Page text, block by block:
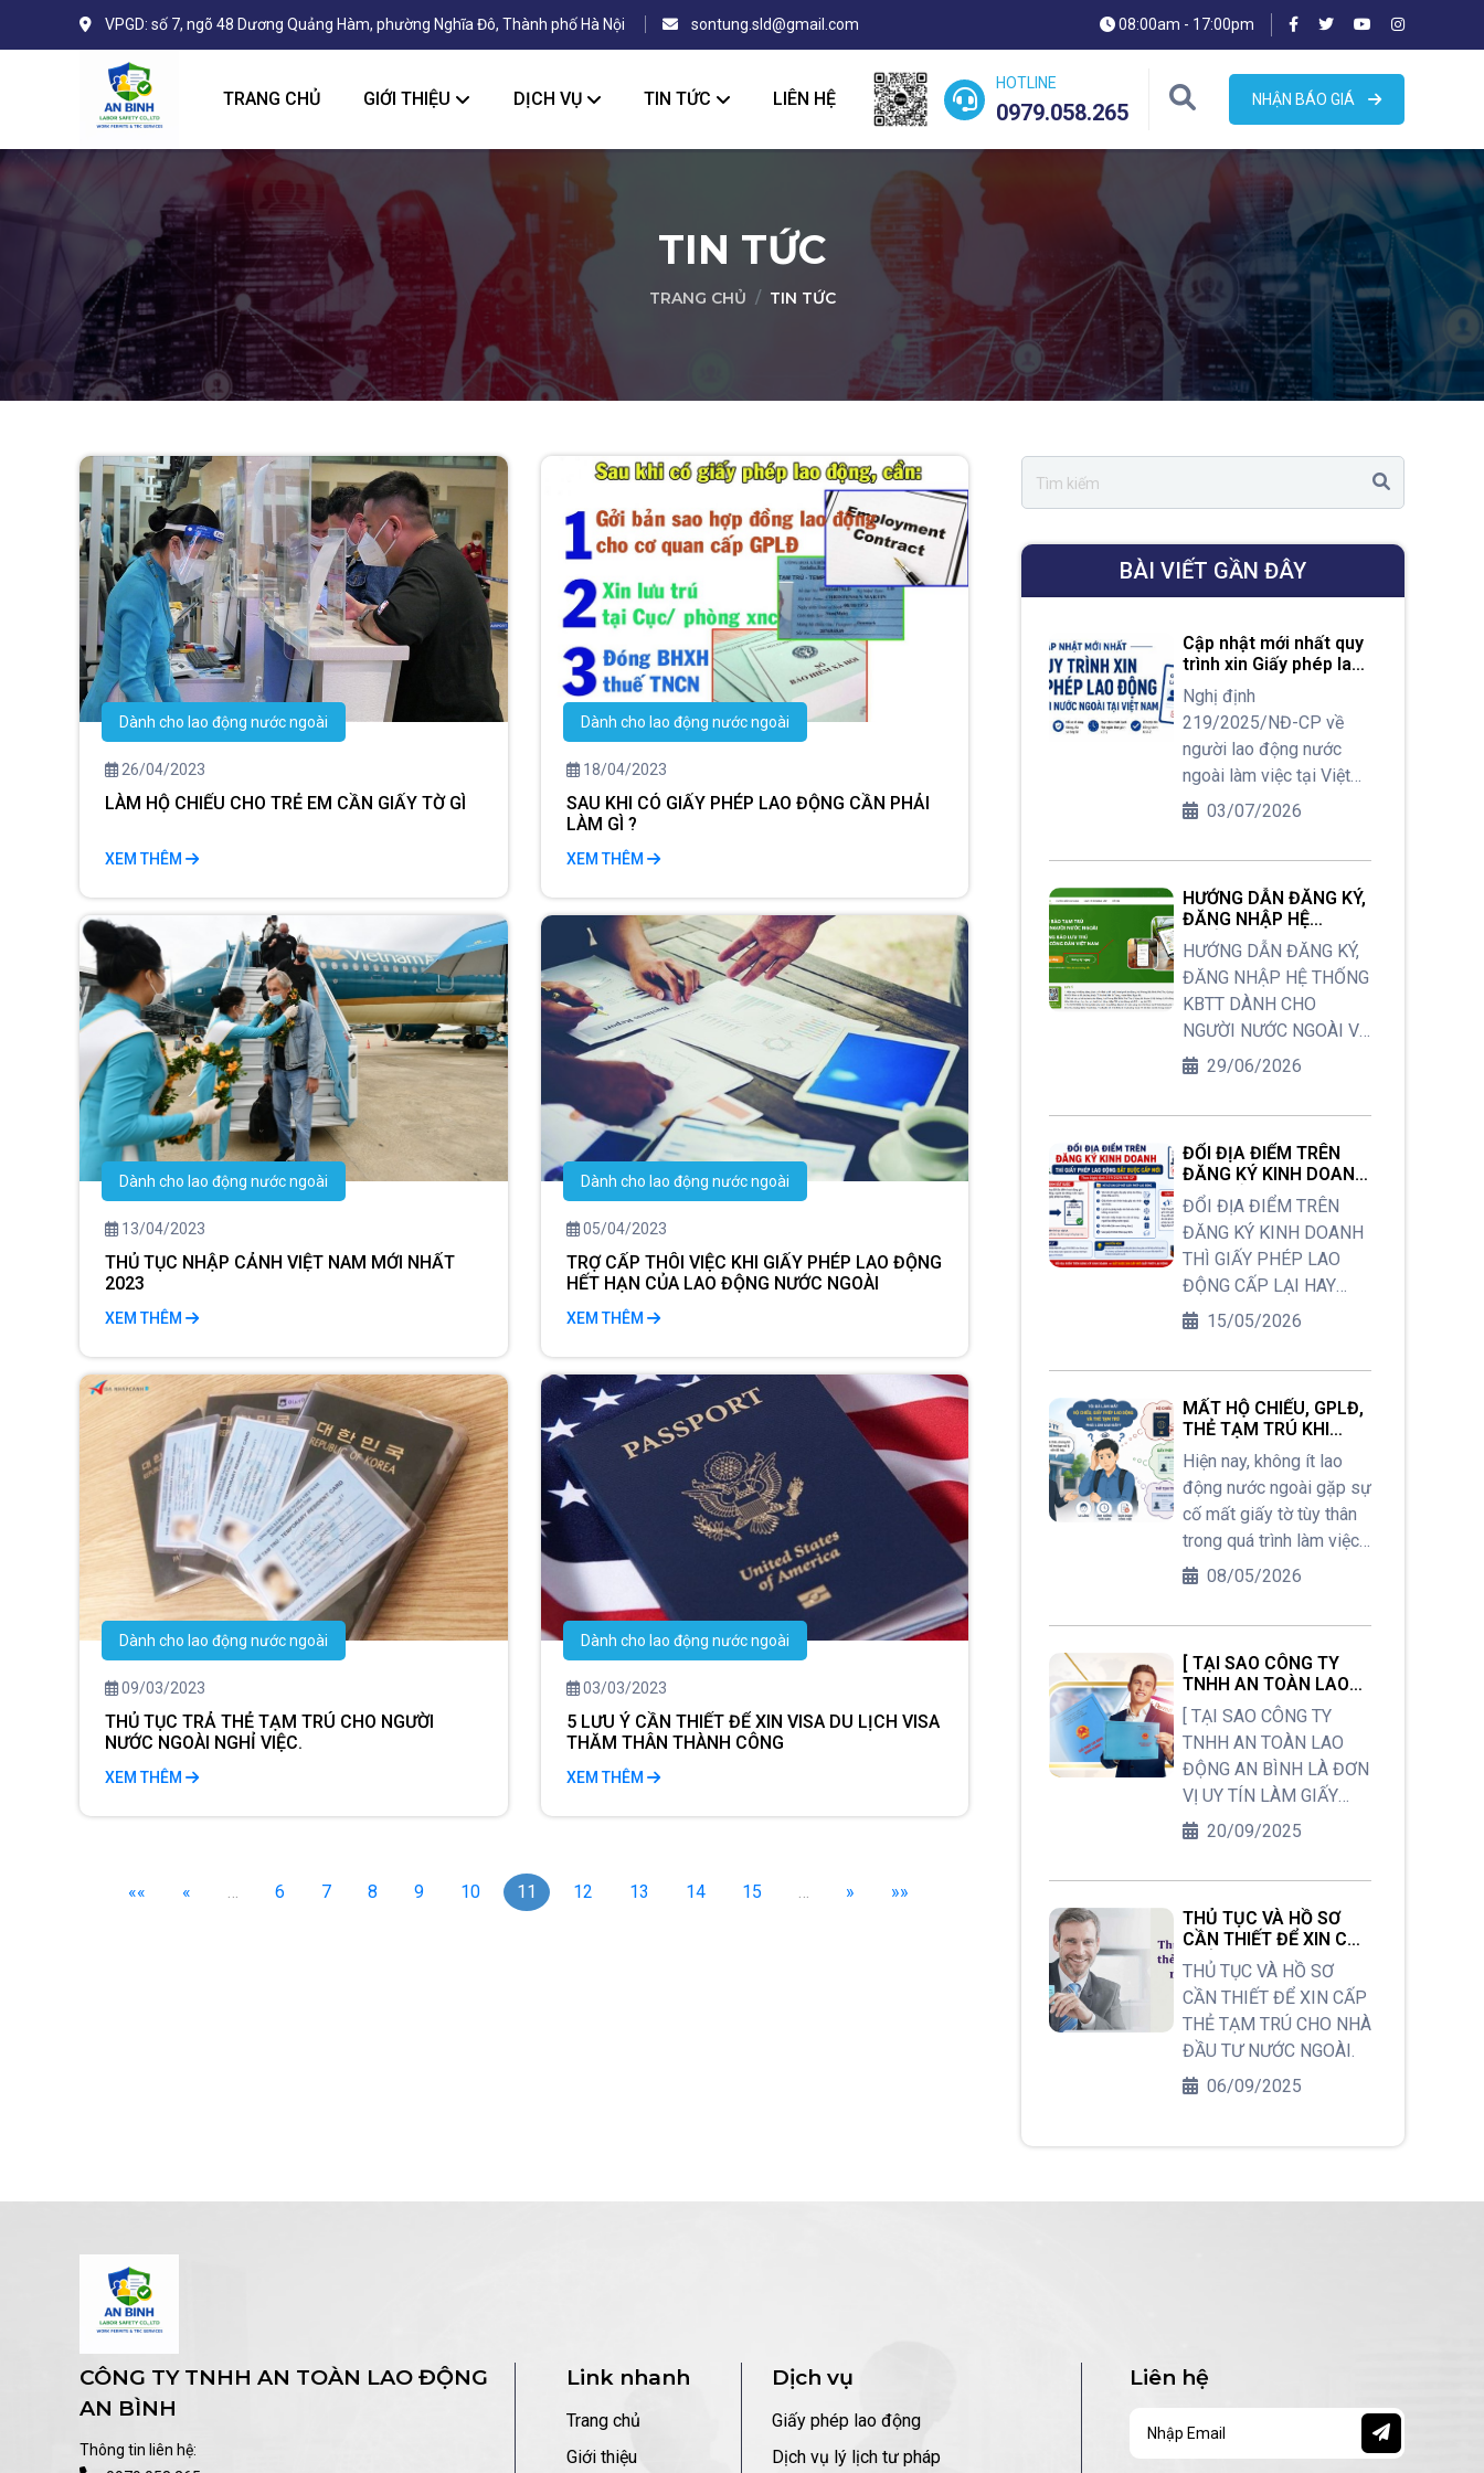
VPGD: số 7, ngõ 48 Dương Quảng Hàm, phường Nghĩa Đô, Thành phố Hà Nội sontung.sld@gmail.com 08:00am - 17:00pm
TRANG CHỦ GIỚI THIỆU DỊCH VỤ TIN TỨC LIÊN HỆ
HOTLINE
0979.058.265
NHẬN BÁO GIÁ
TIN TỨC
TRANG CHỦ TIN TỨC
Dành cho lao động nước ngoài
26/04/2023
LÀM HỘ CHIẾU CHO TRẺ EM CẦN GIẤY TỜ GÌ
XEM THÊM
Dành cho lao động nước ngoài
18/04/2023
SAU KHI CÓ GIẤY PHÉP LAO ĐỘNG CẦN PHẢI
LÀM GÌ ?
XEM THÊM
Dành cho lao động nước ngoài
13/04/2023
THỦ TỤC NHẬP CẢNH VIỆT NAM MỚI NHẤT
2023
XEM THÊM
Dành cho lao động nước ngoài
05/04/2023
TRỢ CẤP THÔI VIỆC KHI GIẤY PHÉP LAO ĐỘNG
HẾT HẠN CỦA LAO ĐỘNG NƯỚC NGOÀI
XEM THÊM
Dành cho lao động nước ngoài
09/03/2023
THỦ TỤC TRẢ THẺ TẠM TRÚ CHO NGƯỜI
NƯỚC NGOÀI NGHỈ VIỆC.
XEM THÊM
Dành cho lao động nước ngoài
03/03/2023
5 LƯU Ý CẦN THIẾT ĐỂ XIN VISA DU LỊCH VISA
THĂM THÂN THÀNH CÔNG
XEM THÊM
«« « … 6 7 8 9 10 11 12 13 14 15 … » »»
BÀI VIẾT GẦN ĐÂY
Cập nhật mới nhất quy
trình xin Giấy phép lao
động cho người nước
ngoài tại Việt Nam
Nghị định
219/2025/NĐ-CP về
người lao động nước
ngoài làm việc tại Việt
Nam được ban hành từ
nhiều thay đổi đáng chú
thủ tục xin cấp Giấy
phép lao động cho
người nước ngoài tại
Việt Nam. Vậy hiện nay,
để hoàn thiện một bộ hồ
sơ và được cấp Giấy
phép lao động hợp lệ
bước nào, thời gian xử lý
bao lâu? Trong bài viết
này, chúng ta sẽ cùng
tìm hiểu và làm rõ các
quy định mới
03/07/2026
HƯỚNG DẪN ĐĂNG KÝ,
ĐĂNG NHẬP HỆ
THỐNG KBTT DÀNH
CHO NGƯỜI NƯỚC
NGOÀI VÀ THÔNG BÁO
LƯU TRÚ CHO CÔNG
DÂN VIỆT NAM
HƯỚNG DẪN ĐĂNG KÝ,
ĐĂNG NHẬP HỆ THỐNG
KBTT DÀNH CHO
NGƯỜI NƯỚC NGOÀI VÀ
THÔNG BÁO LƯU TRÚ
NAM
29/06/2026
ĐỔI ĐỊA ĐIỂM TRÊN
ĐĂNG KÝ KINH DOANH
THÌ GIẤY PHÉP LAO
ĐỘNG CẤP LẠI HAY
CẤP MỚI?
ĐỔI ĐỊA ĐIỂM TRÊN
ĐĂNG KÝ KINH DOANH
THÌ GIẤY PHÉP LAO
ĐỘNG CẤP LẠI HAY
CẤP MỚI?
15/05/2026
MẤT HỘ CHIẾU, GPLĐ,
THẺ TẠM TRÚ KHI
ĐANG CÒN HẠN:
NGƯỜI LAO ĐỘNG
NƯỚC NGOÀI TẠI VIỆT
NAM PHẢI LÀM GÌ ?
Hiện nay, không ít lao
động nước ngoài gặp sự
cố mất giấy tờ tùy thân
trong quá trình làm việc
tại Việt Nam. Nhiều
thể tiếp tục cư trú tới khi
“Phải làm lại từ đầu như
thế nào?”. Việc tiếp tục
cư trú mà không có giấy
tờ gốc là vi phạm pháp
luật. Bài viết dưới đây sẽ
hướng dẫn lộ trình xử lý
kịp thời để bảo vệ quyền
08/05/2026
[ TẠI SAO CÔNG TY
TNHH AN TOÀN LAO
ĐỘNG AN BÌNH LÀ ĐƠN
VỊ UY TÍN LÀM GIẤY
PHÉP LAO ĐỘNG ]
[ TẠI SAO CÔNG TY
TNHH AN TOÀN LAO
ĐỘNG AN BÌNH LÀ ĐƠN
VỊ UY TÍN LÀM GIẤY
PHÉP LAO ĐỘNG ]
20/09/2025
THỦ TỤC VÀ HỒ SƠ
CẦN THIẾT ĐỂ XIN CẤP
THẺ TẠM TRÚ CHO
NHÀ ĐẦU TƯ NƯỚC
NGOÀI.
THỦ TỤC VÀ HỒ SƠ
CẦN THIẾT ĐỂ XIN CẤP
THẺ TẠM TRÚ CHO NHÀ
ĐẦU TƯ NƯỚC NGOÀI.
06/09/2025
CÔNG TY TNHH AN TOÀN LAO ĐỘNG
AN BÌNH
Thông tin liên hệ:
Link nhanh
Trang chủ
Giới thiệu
Dịch vụ
Giấy phép lao động
Dịch vụ lý lịch tư pháp
Liên hệ